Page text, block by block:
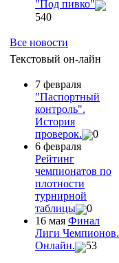
"Под пивко"
540
Все новости
Текстовый он-лайн
7 февраля
"Паспортный
контроль".
История
проверок.
0
6 февраля
Рейтинг
чемпионатов по
плотности
турнирной
таблицы
0
16 мая Финал
Лиги Чемпионов.
Онлайн.
53